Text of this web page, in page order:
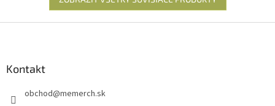
Kontakt
obchod@memerch.sk